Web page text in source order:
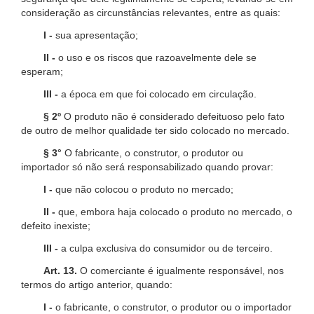
consideração as circunstâncias relevantes, entre as quais:
I - sua apresentação;
II - o uso e os riscos que razoavelmente dele se
esperam;
III - a época em que foi colocado em circulação.
§ 2º O produto não é considerado defeituoso pelo fato
de outro de melhor qualidade ter sido colocado no mercado.
§ 3° O fabricante, o construtor, o produtor ou
importador só não será responsabilizado quando provar:
I - que não colocou o produto no mercado;
II - que, embora haja colocado o produto no mercado, o
defeito inexiste;
III - a culpa exclusiva do consumidor ou de terceiro.
Art. 13. O comerciante é igualmente responsável, nos
termos do artigo anterior, quando:
I - o fabricante, o construtor, o produtor ou o importador